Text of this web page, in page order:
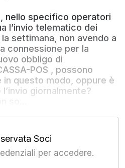
nello specifico operatori
l’invio telematico dei
settimana, non avendo a
connessione per la
obbligo di
POS , possono
in questo modo, oppure è
giornalmente?
Soci
per accedere.